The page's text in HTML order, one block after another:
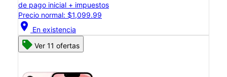
de pago inicial + impuestos
Precio normal: $1,099.99
location_on En existencia
Ver 11 ofertas